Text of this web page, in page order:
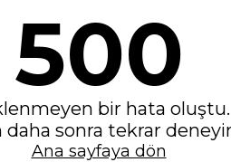
500
bir hata oluştu.
daha sonra tekrar
Ana sayfaya dön